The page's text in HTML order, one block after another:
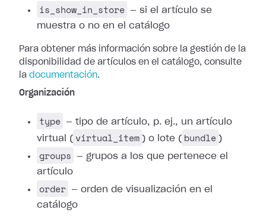
is_show_in_store
— si el artículo se
muestra o no en el catálogo
Para obtener más información sobre la gestión de la
disponibilidad de artículos en el catálogo, consulte
la documentación.
Organización
type
— tipo de artículo, p. ej., un artículo
virtual ( virtual_item ) o lote ( bundle )
groups
— grupos a los que pertenece el
artículo
order
— orden de visualización en el
catálogo